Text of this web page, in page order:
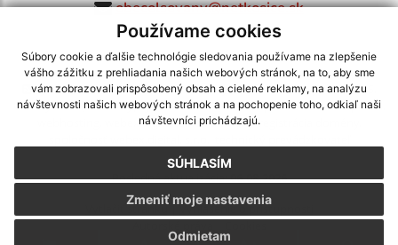
Používame cookies
Súbory cookie a ďalšie technológie sledovania používame na zlepšenie
vášho zážitku z prehliadania našich webových stránok, na to, aby sme
vám zobrazovali prispôsobený obsah a cielené reklamy, na analýzu
návštevnosti našich webových stránok a na pochopenie toho, odkiaľ naši
návštevníci prichádzajú.
SÚHLASÍM
Odmietam
Zmeniť moje nastavenia
obecolsovany@netkosice.sk
využite možnosť získavania aktuálnych informácií s využitím RSS
CMS systém (redakčný) systém ECHELON 2,Mapa stránok,web portál
webex.digital, s.r.o.,domény,registrácia domény
Posledná aktualizácia:06.08.2026
Vytlačiť stránku|Vyhlásenie o prístupnosti